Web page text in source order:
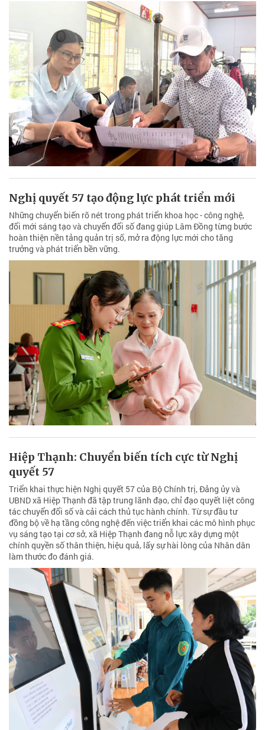
Nghị quyết 57 tạo động lực phát triển mới
Những chuyển biến rõ nét trong phát triển khoa học - công nghệ,
đổi mới sáng tạo và chuyển đổi số đang giúp Lâm Đồng từng bước
hoàn thiện nền tảng quản trị số, mở ra động lực mới cho tăng
trưởng và phát triển bền vững.
Hiệp Thạnh: Chuyển biến tích cực từ Nghị
quyết 57
Triển khai thực hiện Nghị quyết 57 của Bộ Chính trị, Đảng ủy và
UBND xã Hiệp Thạnh đã tập trung lãnh đạo, chỉ đạo quyết liệt công
tác chuyển đổi số và cải cách thủ tục hành chính. Từ sự đầu tư
đồng bộ về hạ tầng công nghệ đến việc triển khai các mô hình phục
vụ sáng tạo tại cơ sở, xã Hiệp Thạnh đang nỗ lực xây dựng một
chính quyền số thân thiện, hiệu quả, lấy sự hài lòng của Nhân dân
làm thước đo đánh giá.